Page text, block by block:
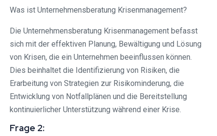
Was ist Unternehmensberatung Krisenmanagement?
Die Unternehmensberatung Krisenmanagement befasst
sich mit der effektiven Planung, Bewältigung und Lösung
von Krisen, die ein Unternehmen beeinflussen können.
Dies beinhaltet die Identifizierung von Risiken, die
Erarbeitung von Strategien zur Risikominderung, die
Entwicklung von Notfallplänen und die Bereitstellung
kontinuierlicher Unterstützung während einer Krise.
Frage 2: